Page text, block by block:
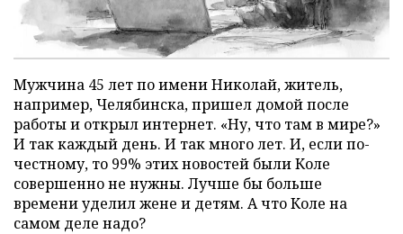
Мужчина 45 лет по имени Николай, житель,
например, Челябинска, пришел домой после
работы и открыл интернет. «Ну, что там в мире?»
И так каждый день. И так много лет. И, если по-
честному, то 99% этих новостей были Коле
совершенно не нужны. Лучше бы больше
времени уделил жене и детям. А что Коле на
самом деле надо?